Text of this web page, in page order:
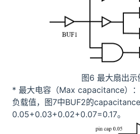
图6 最大扇出示
* 最大电容（Max capacitance）
负载值，图7中BUF2的
0.05+0.03+0.02+0.07=0.17。